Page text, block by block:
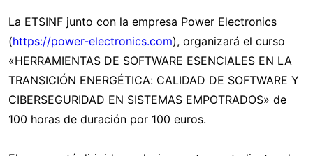
La ETSINF junto con la empresa Power Electronics
(https://power-electronics.com), organizará el curso
«HERRAMIENTAS DE SOFTWARE ESENCIALES EN LA
TRANSICIÓN ENERGÉTICA: CALIDAD DE SOFTWARE Y
CIBERSEGURIDAD EN SISTEMAS EMPOTRADOS» de
100 horas de duración por 100 euros.